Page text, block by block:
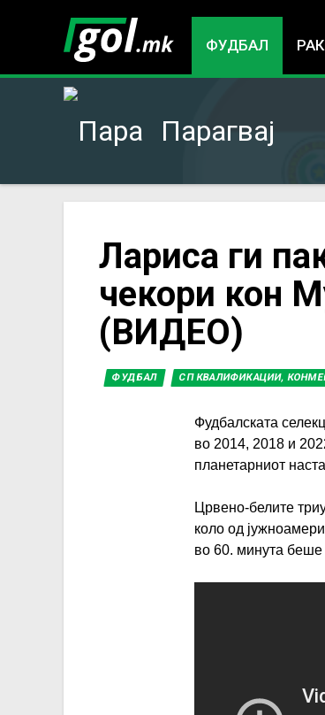
ФУДБАЛ
Парагвај
here
Лариса ги
чекори кон
(ВИДЕО)
ФУДБАЛ СП КВАЛИФИКАЦИИ,
Фудбалската
во 2014, 2018 и
планетарниот
Црвено-белите
коло од
во 60. минута